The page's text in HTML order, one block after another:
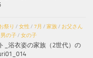
祭り / 女性 / 7月 / 家族/ お父さん
男の子/ 女の子
_浴衣姿の家族（2世代）の